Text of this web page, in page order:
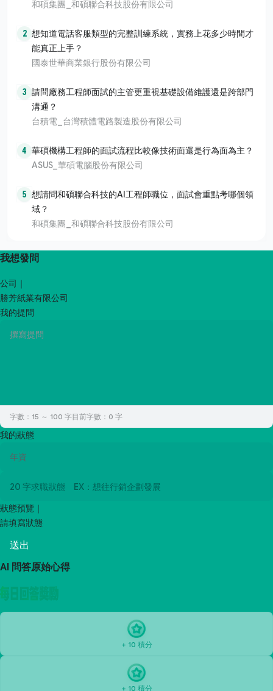
和碩集團_和碩聯合科技股份有限公司
2 想知道電話客服類型的完整訓練系統，實務上花多少時間才
能真正上手？
國泰世華商業銀行股份有限公司
3 請問廠務工程師面試的主管更重視基礎設備維護還是跨部門
溝通？
台積電_台灣積體電路製造股份有限公司
4 華碩機構工程師的面試流程比較像技術面還是行為面為主？
ASUS_華碩電腦股份有限公司
5 想請問和碩聯合科技的AI工程師職位，面試會重點考哪個領
域？
和碩集團_和碩聯合科技股份有限公司
我想發問
公司｜
勝芳紙業有限公司
我的提問
字數：15 ～ 100 字目前字數： 0 字
我的狀態
狀態預覽｜
請填寫狀態
送出
AI 問答原始心得
+ 10 積分
+ 10 積分